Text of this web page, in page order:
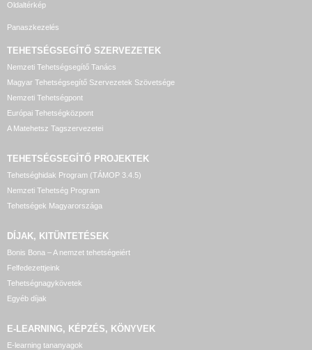
Oldaltérkép
Panaszkezelés
TEHETSÉGSEGÍTŐ SZERVEZETEK
Nemzeti Tehetségsegítő Tanács
Magyar Tehetségsegítő Szervezetek Szövetsége
Nemzeti Tehetségpont
Európai Tehetségközpont
A Matehetsz Tagszervezetei
TEHETSÉGSEGÍTŐ PROJEKTEK
Tehetséghidak Program (TÁMOP 3.4.5)
Nemzeti Tehetség Program
Tehetségek Magyarországa
DÍJAK, KITÜNTETÉSEK
Bonis Bona – A nemzet tehetségeiért
Felfedezettjeink
Tehetségnagykövetek
Egyéb díjak
E-LEARNING, KÉPZÉS, KÖNYVEK
E-learning tananyagok